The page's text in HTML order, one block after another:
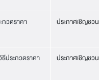
กวดราคา
ประกาศเชิญชวน
ประกวดราคา
ประกาศเชิญชวน